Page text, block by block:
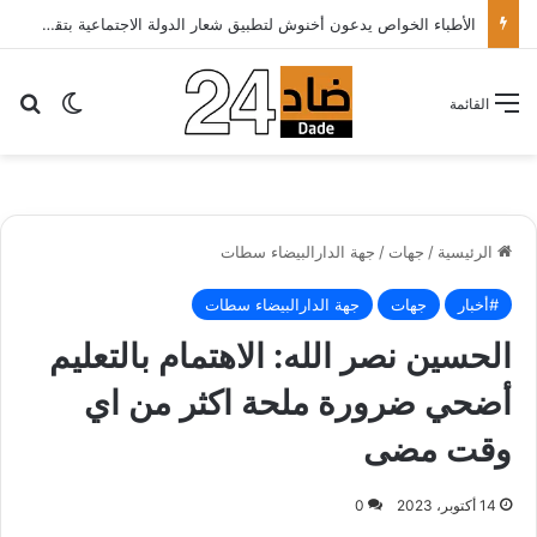
الأطباء الخواص يدعون أخنوش لتطبيق شعار الدولة الاجتماعية بتقليص كلفة العلاج على المرضى…
الوضع القائمة
الرئيسية / جهات / جهة الدارالبيضاء سطات
#أخبار جهات جهة الدارالبيضاء سطات
الحسين نصر الله: الاهتمام بالتعليم
أضحي ضرورة ملحة اكثر من اي
وقت مضى
14 أكتوبر، 2023 0